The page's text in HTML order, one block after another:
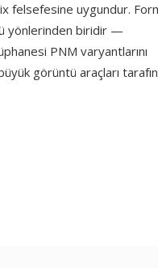
felsefesine uygundur.
yönlerinden biridir —
PNM varyantlarını
görüntü araçları